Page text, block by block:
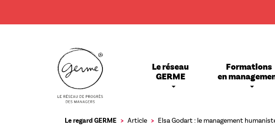
navigationLe réseau
GERME
Formations
en
Le regard GERME Article Elsa Godart : le management